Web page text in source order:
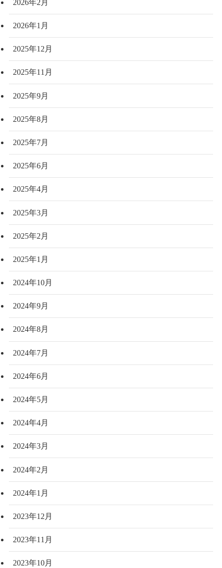
2026年2月
2026年1月
2025年12月
2025年11月
2025年9月
2025年8月
2025年7月
2025年6月
2025年4月
2025年3月
2025年2月
2025年1月
2024年10月
2024年9月
2024年8月
2024年7月
2024年6月
2024年5月
2024年4月
2024年3月
2024年2月
2024年1月
2023年12月
2023年11月
2023年10月